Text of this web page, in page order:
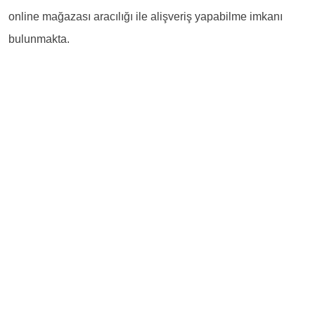
online mağazası aracılığı ile alişveriş yapabilme imkanı
bulunmakta.